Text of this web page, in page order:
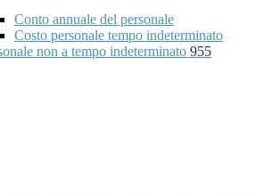
Conto annuale del personale
Costo personale tempo indeterminato
non a tempo indeterminato 955